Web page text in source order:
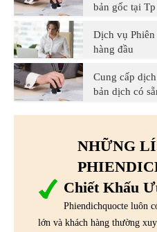
bản gốc tại
Dịch vụ
hàng đầu
Cung cấp
bản dịch có
NHỮNG
Chiết Khấu
Phiendichquocte luôn
lớn và khách hàng thường